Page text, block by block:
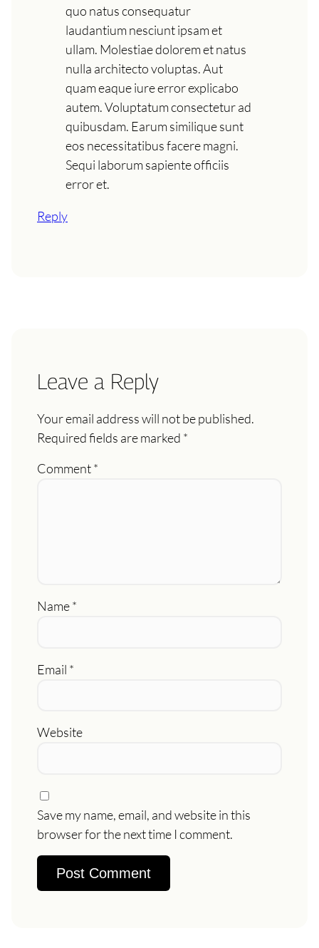
quo natus consequatur
laudantium nesciunt ipsam et
ullam. Molestiae dolorem et natus
nulla architecto voluptas. Aut
quam eaque iure error explicabo
autem. Voluptatum consectetur ad
quibusdam. Earum similique sunt
eos necessitatibus facere magni.
Sequi laborum sapiente officiis
error et.
Reply
Leave a Reply
Your email address will not be published.
Required fields are marked *
Comment*
Name*
Email *
Website
Save my name, email, and website in this
browser for the next time I comment.